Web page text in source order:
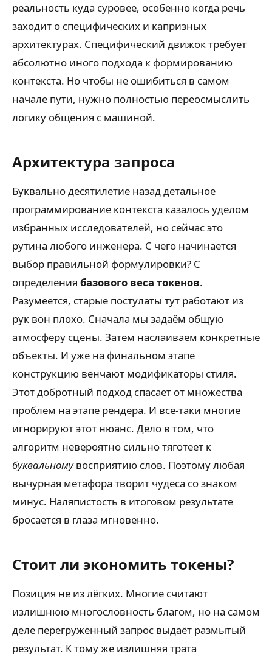
реальность куда суровее, особенно когда речь
заходит о специфических и капризных
архитектурах. Специфический движок требует
абсолютно иного подхода к формированию
контекста. Но чтобы не ошибиться в самом
начале пути, нужно полностью переосмыслить
логику общения с машиной.
Архитектура запроса
Буквально десятилетие назад детальное
программирование контекста казалось уделом
избранных исследователей, но сейчас это
рутина любого инженера. С чего начинается
выбор правильной формулировки? С
определения базового веса токенов.
Разумеется, старые постулаты тут работают из
рук вон плохо. Сначала мы задаём общую
атмосферу сцены. Затем наслаиваем конкретные
объекты. И уже на финальном этапе
конструкцию венчают модификаторы стиля.
Этот добротный подход спасает от множества
проблем на этапе рендера. И всё-таки многие
игнорируют этот нюанс. Дело в том, что
алгоритм невероятно сильно тяготеет к
буквальномувосприятию слов. Поэтому любая
вычурная метафора творит чудеса со знаком
минус. Наляпистость в итоговом результате
бросается в глаза мгновенно.
Стоит ли экономить токены?
Позиция не из лёгких. Многие считают
излишнюю многословность благом, но на самом
деле перегруженный запрос выдаёт размытый
результат. К тому же излишняя трата